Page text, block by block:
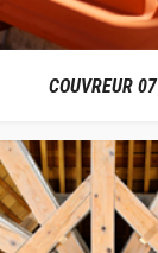
COUVREUR 07